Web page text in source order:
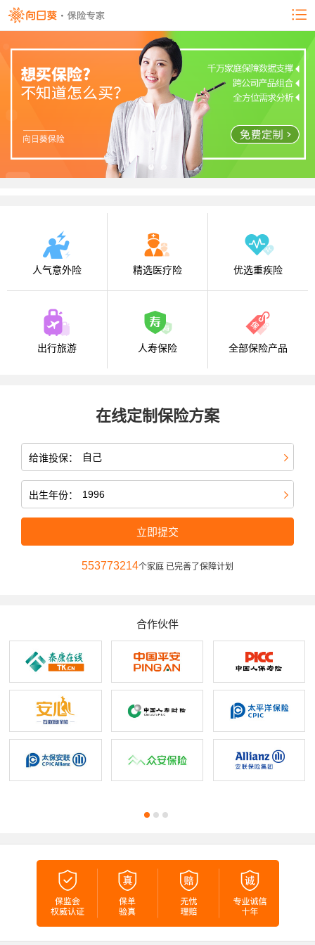
人气意外险 精选医疗险 优选重疾险
出行旅游 人寿保险 全部保险产品
在线定制保险方案
给谁投保：
出生年份：
立即提交
553773214个家庭 已完善了保障计划
合作伙伴